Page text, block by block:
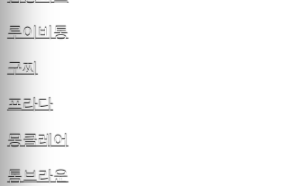
루이비통
구찌
프라다
몽클레어
톰브라운